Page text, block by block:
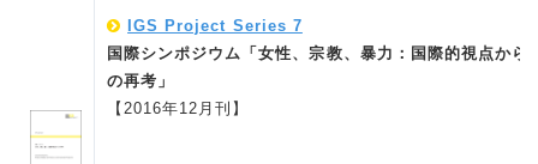
IGS Project Series 7
国際シンポジウム「女性、宗教、暴力：国際的視点から
の再考」
【2016年12月刊】